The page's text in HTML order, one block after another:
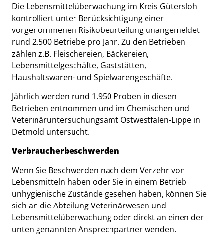
Die Lebensmittelüberwachung im Kreis Gütersloh
kontrolliert unter Berücksichtigung einer
vorgenommenen Risikobeurteilung unangemeldet
rund 2.500 Betriebe pro Jahr. Zu den Betrieben
zählen z.B. Fleischereien, Bäckereien,
Lebensmittelgeschäfte, Gaststätten,
Haushaltswaren- und Spielwarengeschäfte.
Jährlich werden rund 1.950 Proben in diesen
Betrieben entnommen und im Chemischen und
Veterinäruntersuchungsamt Ostwestfalen-Lippe in
Detmold untersucht.
Verbraucherbeschwerden
Wenn Sie Beschwerden nach dem Verzehr von
Lebensmitteln haben oder Sie in einem Betrieb
unhygienische Zustände gesehen haben, können Sie
sich an die Abteilung Veterinärwesen und
Lebensmittelüberwachung oder direkt an einen der
unten genannten Ansprechpartner wenden.